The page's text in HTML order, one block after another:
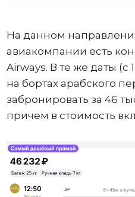
На данном
авиакомпании есть
Airways. В те же даты (с
на бортах арабского
забронировать за 46
причем в стоимость